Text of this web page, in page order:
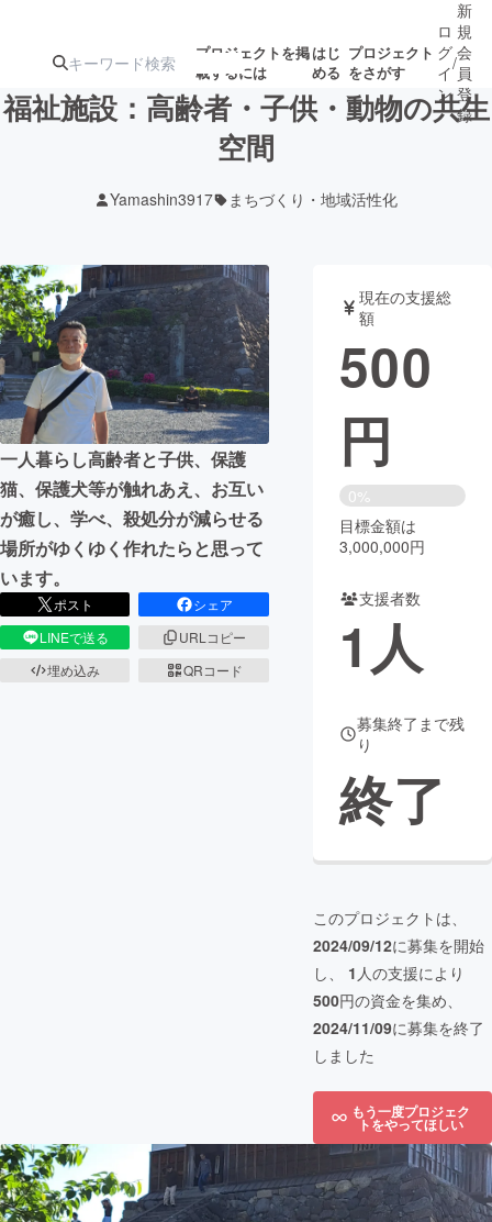
プロジェクトを掲
載するには
はじ
める
プロジェクト
をさがす
ターン
ジェクト
募集終了が近いプ
ロジェクト
されます
アート・写真 音楽
テクノロジー・ガジェット ゲーム・サ
映像・映画
ビジネス・起業
まちづくり・地域活性化
CAMPFIRE for Social Good CAMPFIRE Creation
CAMPFIREふるさと納税
コミュニティ
ロ
グ
イ
ン
/
新
規
会
員
登
録
福祉施設：高齢者・子供・動物の共生
空間
Yamashin3917 まちづくり・地域活性化
一人暮らし高齢者と子供、保護
猫、保護犬等が触れあえ、お互い
が癒し、学べ、殺処分が減らせる
場所がゆくゆく作れたらと思って
います。
ポスト
シェア
LINEで送る
URLコピー
埋め込み
QRコード
現在の支援総
額
500
円
0%
目標金額は
3,000,000円
支援者数
1人
募集終了まで残
り
終了
このプロジェクトは、
2024/09/12に募集を開始
し、 1 人の支援により
500円の資金を集め、
2024/11/09に募集を終了
しました
もう一度プロジェク
トをやってほしい